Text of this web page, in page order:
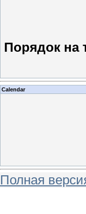
Порядок на
Calendar
Полная